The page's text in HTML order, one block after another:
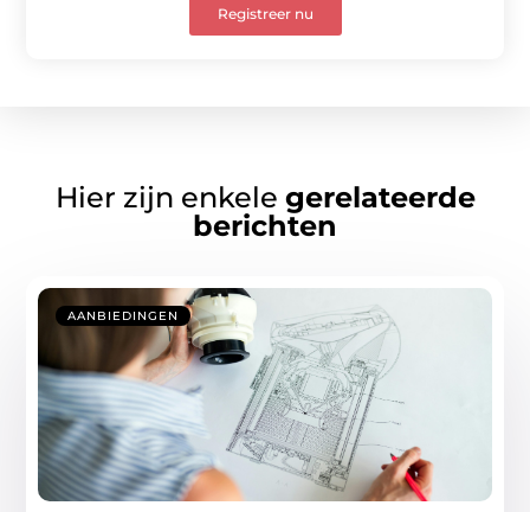
Registreer nu
Hier zijn enkele gerelateerde
berichten
AANBIEDINGEN